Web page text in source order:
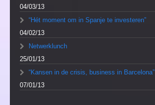
04/03/13
“Hét moment om in Spanje te investeren”
04/02/13
Netwerklunch
25/01/13
“Kansen in de crisis, business in Barcelona”
07/01/13